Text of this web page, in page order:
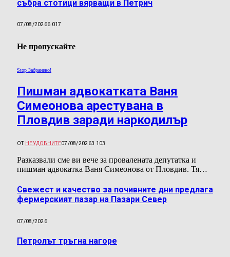
събра стотици вярващи в Петрич
07/08/20266 017
Не пропускайте
Stop Забранено!
Пишман адвокатката Ваня
Симеонова арестувана в
Пловдив заради наркодилър
ОТ НЕУДОБНИТЕ07/08/20263 103
Разказвали сме ви вече за провалената депутатка и
пишман адвокатка Ваня Симеонова от Пловдив. Тя…
Свежест и качество за почивните дни предлага
фермерският пазар на Пазари Север
07/08/2026
Петролът тръгна нагоре